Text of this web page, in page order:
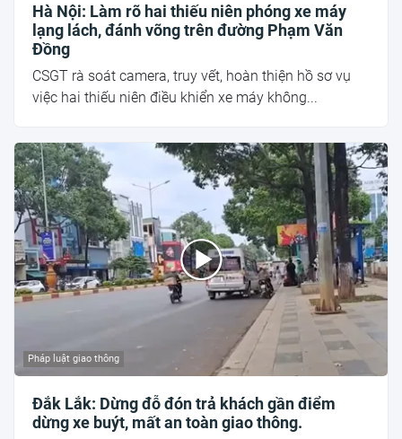
Hà Nội: Làm rõ hai thiếu niên phóng xe máy
lạng lách, đánh võng trên đường Phạm Văn
Đồng
CSGT rà soát camera, truy vết, hoàn thiện hồ sơ vụ
việc hai thiếu niên điều khiển xe máy không...
Pháp luật giao thông
Đắk Lắk: Dừng đỗ đón trả khách gần điểm
dừng xe buýt, mất an toàn giao thông.